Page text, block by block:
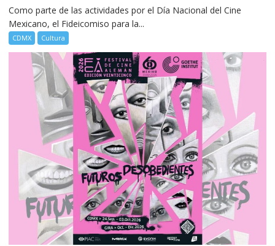
Como parte de las actividades por el Día Nacional del Cine
Mexicano, el Fideicomiso para la...
CDMX Cultura